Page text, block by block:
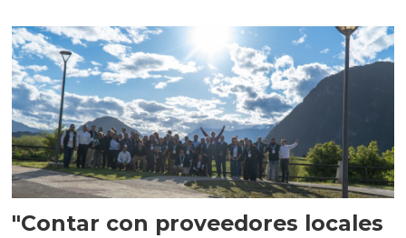
"Contar con proveedores locales